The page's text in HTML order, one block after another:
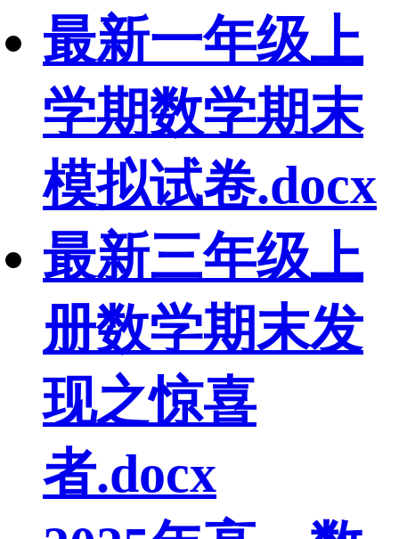
最新一年级上
学期数学期末
模拟试卷.docx
最新三年级上
册数学期末发
现之惊喜
者.docx